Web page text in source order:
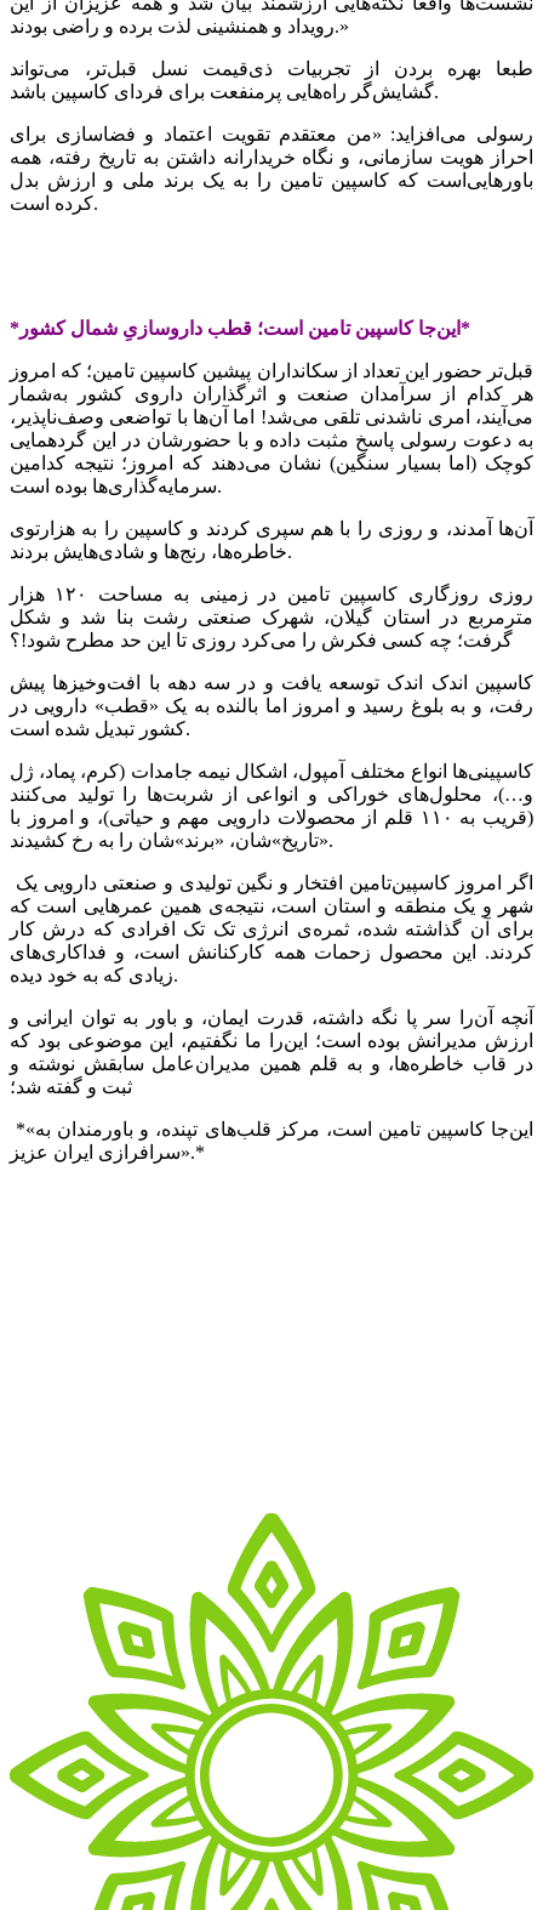
رویداد و همنشینی لذت برده و راضی بودند.»
طبعا بهره بردن از تجربیات ذی‌قیمت نسل قبل‌تر، می‌تواند
گشایش‌گر راه‌هایی پرمنفعت برای فردای کاسپین باشد.
رسولی می‌افزاید: «من معتقدم تقویت اعتماد و فضاسازی برای
احراز هویت سازمانی، و نگاه خریدارانه داشتن به تاریخ رفته، همه
باورهایی‌است که کاسپین تامین را به یک برند ملی و ارزش بدل
کرده ‌است.
*این‌جا کاسپین تامین است؛ قطب داروسازیِ شمال کشور*
قبل‌تر حضور این تعداد از سکانداران پیشین کاسپین تامین؛ که امروز
هر کدام از سرآمدان صنعت و اثرگذاران داروی کشور به‌شمار
می‌‌آیند، امری ناشدنی تلقی می‌شد! اما آن‌ها با تواضعی وصف‌ناپذیر،
به دعوت رسولی پاسخ مثبت داده و با حضورشان در این گردهمایی
کوچک (اما بسیار سنگین) نشان می‌دهند که امروز؛ نتیجه کدامین
سرمایه‌گذاری‌ها بوده است.
آن‌ها آمدند، و روزی را با هم سپری کردند و کاسپین را به هزارتوی
خاطره‌ها، رنج‌ها و شادی‌هایش بردند.
روزی روزگاری کاسپین تامین در زمینی به مساحت ۱۲۰ هزار
مترمربع در استان گیلان، شهرک صنعتی رشت بنا شد و شکل
گرفت؛ چه کسی فکرش را می‌کرد روزی تا این حد مطرح شود!؟
کاسپین اندک اندک توسعه یافت و در سه دهه با افت‌وخیزها پیش
رفت، و به بلوغ رسید و امروز اما بالنده به یک «قطب» دارویی در
کشور تبدیل شده است.
کاسپینی‌ها انواع مختلف آمپول، اشکال نیمه جامدات (کرم، پماد، ژل
و…)، محلول‌های خوراکی و انواعی از شربت‌ها را تولید می‌کنند
(قریب به ۱۱۰ قلم از محصولات دارویی مهم و حیاتی)، و امروز با
«تاریخ‌»شان، «برند»شان را به رخ کشیدند.
شهر و یک منطقه و استان است، نتیجه‌ی همین عمرهایی است که
برای آن گذاشته شده، ثمره‌ی انرژی تک تک افرادی که درش کار
کردند. این محصول زحمات همه کارکنانش است، و فداکاری‌های
زیادی که به خود دیده.
آنچه آن‌را سر پا نگه داشته، قدرت ایمان، و باور به توان ایرانی و
ارزش‌ مدیرانش بوده است؛ این‌را ما نگفتیم، این موضوعی بود که
در قاب خاطره‌ها، و به قلم همین مدیران‌عامل سابقش نوشته و
ثبت و گفته شد؛
*«این‌جا کاسپین تامین است، مرکز قلب‌های تپنده، و باورمندان به
سرافرازی ایران عزیز».*